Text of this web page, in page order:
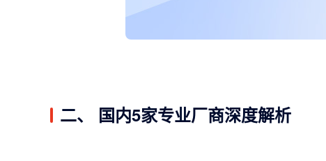
二、 国内5家专业厂商深度解析